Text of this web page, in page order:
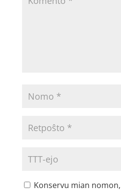
Konservu mian